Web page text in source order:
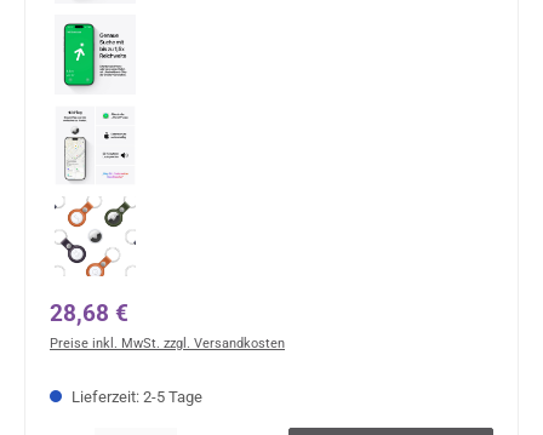
Regulärer Preis:
28,68 €
Preise inkl. MwSt. zzgl. Versandkosten
Lieferzeit: 2-5 Tage